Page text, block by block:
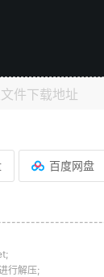
件下载地址
百度网盘
行解压;